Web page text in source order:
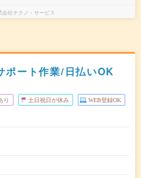
会社テクノ・サービス
ポート作業/日払いOK
り 土日祝日が休み WEB登録OK